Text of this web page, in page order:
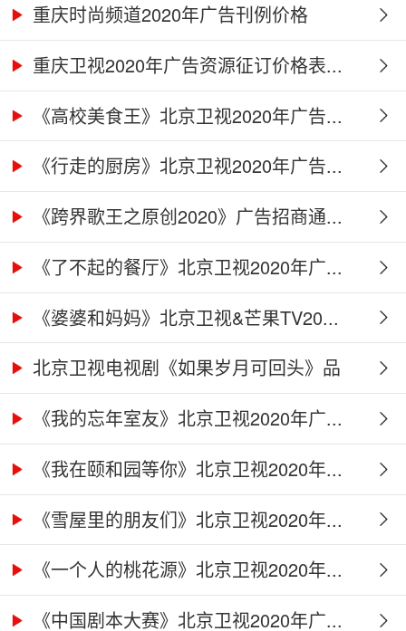
重庆时尚频道2020年广告刊例价格
重庆卫视2020年广告资源征订价格表...
《高校美食王》北京卫视2020年广告...
《行走的厨房》北京卫视2020年广告...
《跨界歌王之原创2020》广告招商通...
《了不起的餐厅》北京卫视2020年广...
《婆婆和妈妈》北京卫视&芒果TV20...
北京卫视电视剧《如果岁月可回头》品
牌...《我的忘年室友》北京卫视2020年广...
《我在颐和园等你》北京卫视2020年...
《雪屋里的朋友们》北京卫视2020年...
《一个人的桃花源》北京卫视2020年...
《中国剧本大赛》北京卫视2020年广...